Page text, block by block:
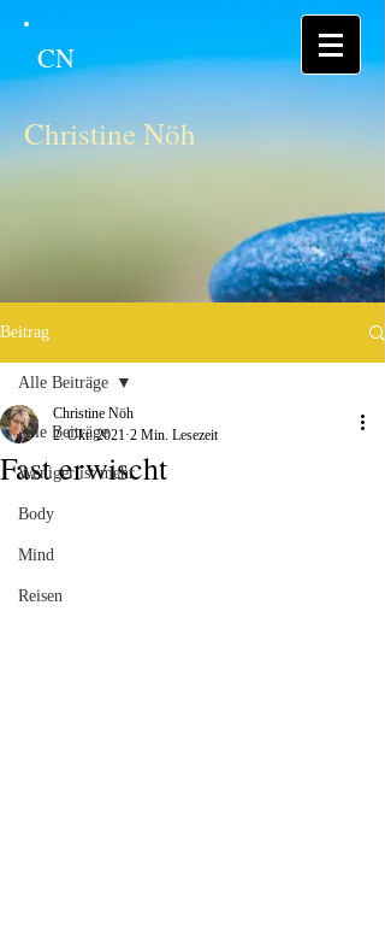
CN
Christine Nöh
Beitrag
Alle Beiträge
Weniger ist mehr
Body
Mind
Reisen
Alle Beiträge
Fast erwischt
Christine Nöh
2. Okt. 2021 2 Min. Lesezeit